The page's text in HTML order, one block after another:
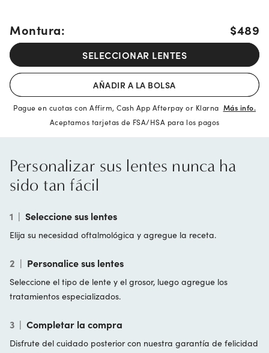
Montura: $489
SELECCIONAR LENTES
AÑADIR A LA BOLSA
Pague en cuotas con Affirm, Cash App Afterpay or Klarna Más info.
Aceptamos tarjetas de FSA/HSA para los pagos
Personalizar sus lentes nunca ha
sido tan fácil
1 | Seleccione sus lentes
Elija su necesidad oftalmológica y agregue la receta.
2 | Personalice sus lentes
Seleccione el tipo de lente y el grosor, luego agregue los
tratamientos especializados.
3 | Completar la compra
Disfrute del cuidado posterior con nuestra garantía de felicidad